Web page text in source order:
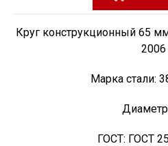
Круг конструкционный 65
2006
Марка стали:
ГОСТ: ГОСТ